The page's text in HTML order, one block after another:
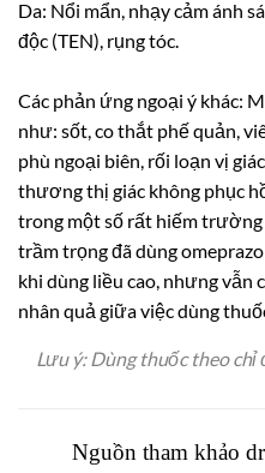
Da: Nổi mẩn, nhạy cảm ánh
độc (TEN), rụng tóc.
Các phản ứng ngoại ý khác:
như: sốt, co thắt phế quản,
phù ngoại biên, rối loạn vị
thương thị giác không phục
trong một số rất hiếm
trầm trọng đã dùng
khi dùng liều cao, nhưng vẫn
nhân quả giữa việc dùng
Lưu ý: Dùng thuốc theo chỉ
Nguồn tham khảo